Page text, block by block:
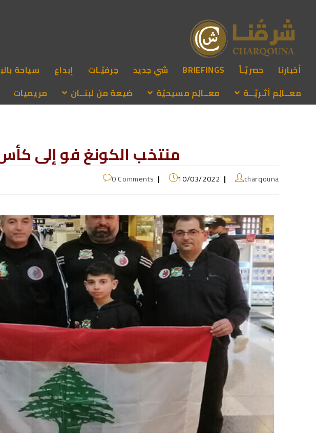
أخبارنا حَصريّـاً BRIEFINGS شي جديد حِرفيّـات إبداع سياحة
معــالِم أثـريّــة
معــالِم مسيحيّة ضيعة من لبنــان مريميات
منتخب الكونغ فو إلى
charqouna
10/03/2022
0 Comments